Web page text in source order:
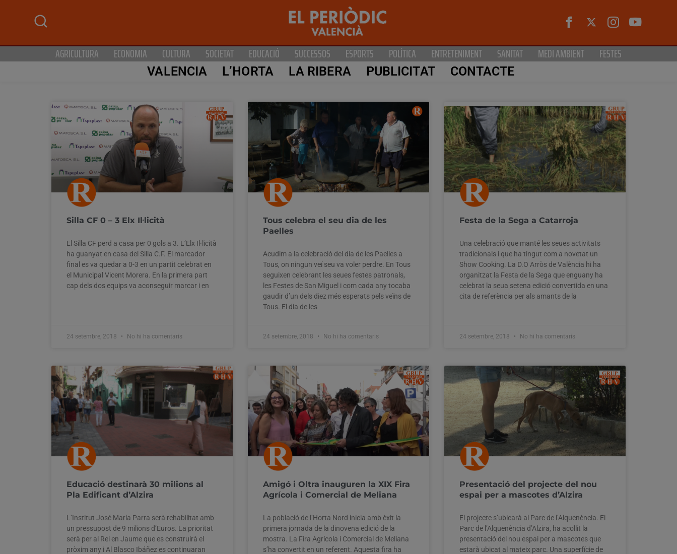
AGRICULTURA ECONOMIA CULTURA SOCIETAT EDUCACIÓ SUCCESSOS ESPORTS POLÍTICA ENTRETENIMENT SANITAT MEDI AMBIENT FESTES
VALENCIA L’HORTA LA RIBERA PUBLICITAT CONTACTE
Silla CF 0 – 3 Elx Il·licità
El Silla CF perd a casa per 0 gols a 3. L’Elx Il·licità
ha guanyat en casa del Silla C.F. El marcador
final es va quedar a 0-3 en un partit celebrat en
el Municipal Vicent Morera. En la primera part
cap dels dos equips va aconseguir marcar i en
24 setembre, 2018 No hi ha comentaris
Tous celebra el seu dia de les
Paelles
Acudim a la celebració del dia de les Paelles a
Tous, on ningun veí seu va voler perdre. En Tous
seguixen celebrant les seues festes patronals,
les Festes de San Miguel i com cada any tocaba
gaudir d’un dels diez més esperats pels veïns de
Tous. El dia de les
24 setembre, 2018 No hi ha comentaris
Festa de la Sega a Catarroja
Una celebració que manté les seues activitats
tradicionals i que ha tingut com a novetat un
Show Cooking. La D.O Arròs de València hi ha
organitzat la Festa de la Sega que enguany ha
celebrat la seua setena edició convertida en una
cita de referència per als amants de la
24 setembre, 2018 No hi ha comentaris
Educació destinarà 30 milions al
Pla Edificant d’Alzira
L’Institut José María Parra serà rehabilitat amb
un pressupost de 9 milions d’Euros. La prioritat
serà per al Rei en Jaume que es construirà el
pròxim any i Al Blasco Ibáñez es continuaran
Amigó i Oltra inauguren la XIX Fira
Agrícola i Comercial de Meliana
La població de l’Horta Nord inicia amb èxit la
primera jornada de la dinovena edició de la
mostra. La Fira Agrícola i Comercial de Meliana
s’ha convertit en un referent. Aquesta fira ha
Presentació del projecte del nou
espai per a mascotes d’Alzira
El projecte s’ubicarà al Parc de l’Alquenència. El
Parc de l’Alquenència d’Alzira, ha acollit la
presentació del nou espai per a mascotes que
estarà ubicat al mateix parc. Una superfície de